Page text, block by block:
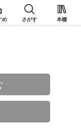
め さがす 本棚